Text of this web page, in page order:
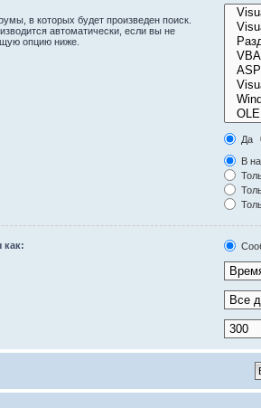
в которых будет произведен поиск.
автоматически, если вы не
опцию ниже.
Да
В
как: